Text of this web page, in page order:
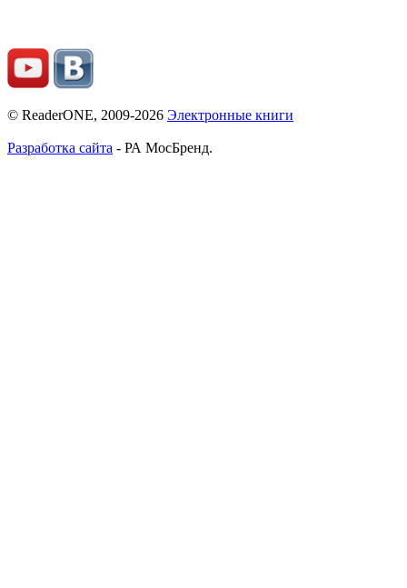
© ReaderONE, 2009-2026 Электронные книги
Разработка сайта - РА МосБренд.